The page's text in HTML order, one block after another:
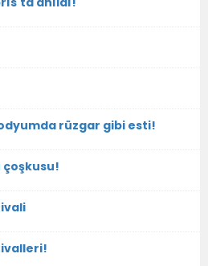
rüzgar gibi esti!
çoşkusu!